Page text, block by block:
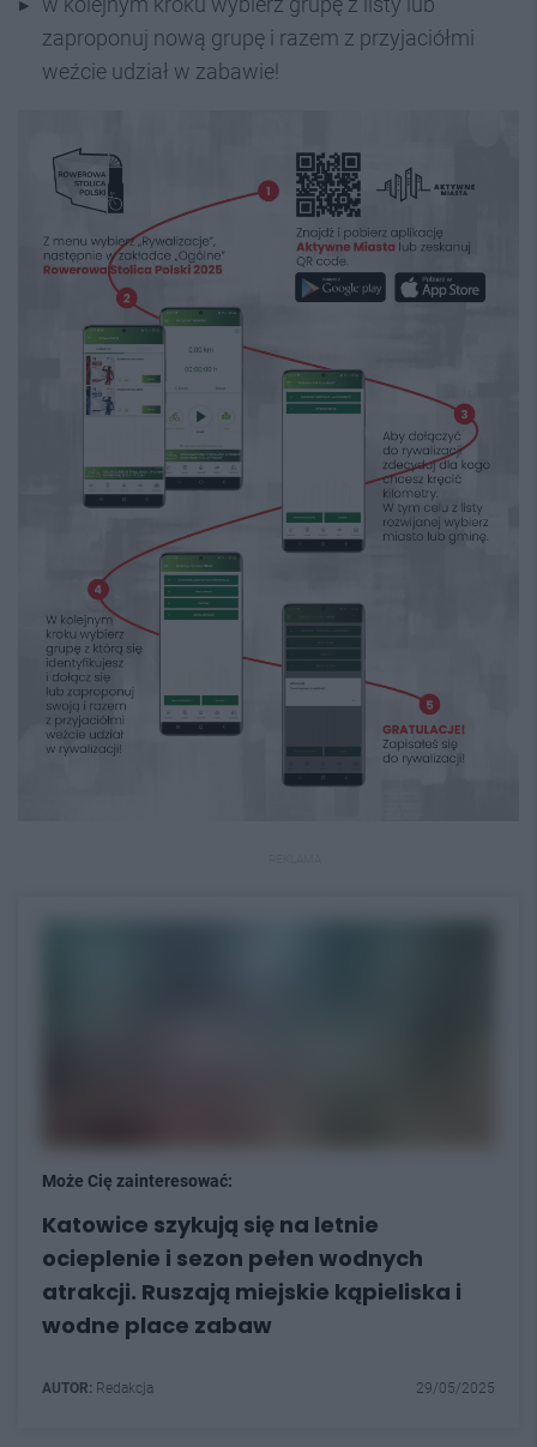
zaproponuj nową grupę i razem z przyjaciółmi
weźcie udział w zabawie!
Może Cię zainteresować:
Katowice szykują się na letnie
ocieplenie i sezon pełen wodnych
atrakcji. Ruszają miejskie kąpieliska i
wodne place zabaw
AUTOR: Redakcja 29/05/2025